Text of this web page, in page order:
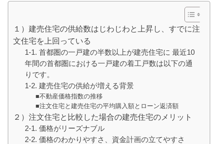
１）建売住宅の供給数はじわじわと上昇し、すでに注
文住宅を上回っている
1-1. 首都圏の一戸建の半数以上が建売住宅に 最近10
年間の首都圏における一戸建の着工戸数は以下の通
りです。
1-2. 建売住宅の供給が増える背景
■不動産価格指数の推移
■注文住宅と建売住宅の平均購入額とローン返済額
２）注文住宅と比較した場合の建売住宅のメリット
2-1. 価格がリーズナブル
2-2. 価格のわかりやすさ、資金計画の立てやすさ